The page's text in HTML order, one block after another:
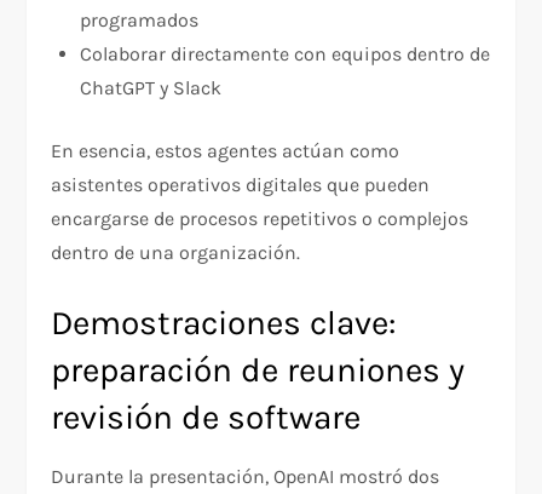
programados
Colaborar directamente con equipos dentro de
ChatGPT y Slack
En esencia, estos agentes actúan como
asistentes operativos digitales que pueden
encargarse de procesos repetitivos o complejos
dentro de una organización.
Demostraciones clave:
preparación de reuniones y
revisión de software
Durante la presentación, OpenAI mostró dos